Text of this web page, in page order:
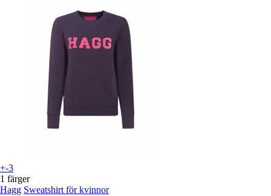
+-3
1 färger
Hagg Sweatshirt för kvinnor